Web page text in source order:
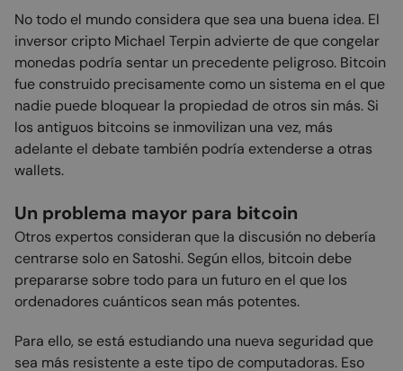
No todo el mundo considera que sea una buena idea. El
inversor cripto Michael Terpin advierte de que congelar
monedas podría sentar un precedente peligroso. Bitcoin
fue construido precisamente como un sistema en el que
nadie puede bloquear la propiedad de otros sin más. Si
los antiguos bitcoins se inmovilizan una vez, más
adelante el debate también podría extenderse a otras
wallets.
Un problema mayor para bitcoin
Otros expertos consideran que la discusión no debería
centrarse solo en Satoshi. Según ellos, bitcoin debe
prepararse sobre todo para un futuro en el que los
ordenadores cuánticos sean más potentes.
Para ello, se está estudiando una nueva seguridad que
sea más resistente a este tipo de computadoras. Eso